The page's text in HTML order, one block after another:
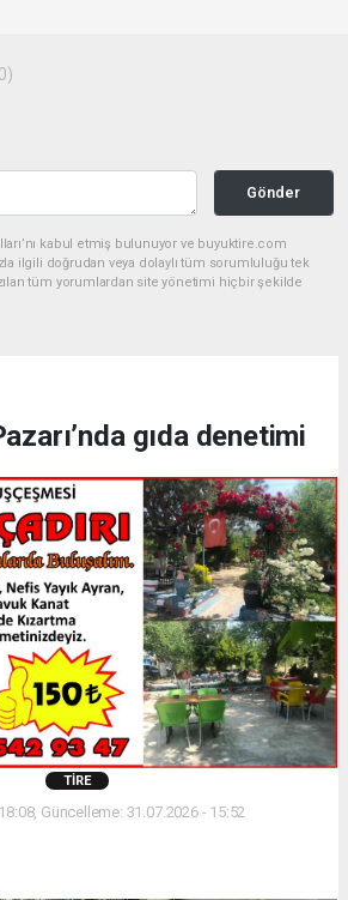
Gönder
kabul etmiş bulunuyor ve buyuktire.com
ilgili doğrudan veya dolaylı tüm sorumluluğu tek
tüm yorumlardan site yönetimi hiçbir şekilde
gıda denetimi
TIRE
Güncelleme: 31.07.2026 - 15:52